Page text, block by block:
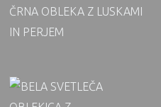
ČRNA OBLEKA Z LUSKAMI
IN PERJEM